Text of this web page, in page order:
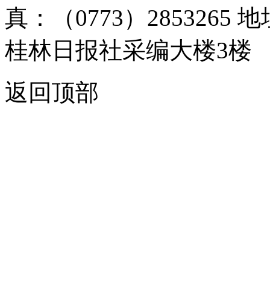
真：（0773）2853265
桂林日报社采编大楼3楼
返回顶部